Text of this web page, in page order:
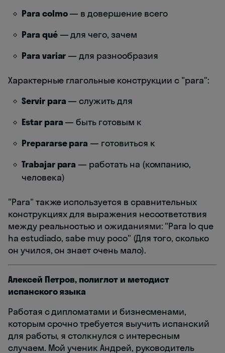
Para colmo— в довершение всего
Para qué— для чего, зачем
Para variar — для разнообразия
Характерные глагольные конструкции с "para":
Servir para — служить для
Estar para — быть готовым к
Prepararse para — готовиться к
Trabajar para — работать на (компанию,
человека)
"Para" также используется в сравнительных
конструкциях для выражения несоответствия
между реальностью и ожиданиями: "Para lo que
ha estudiado, sabe muy poco" (Для того, сколько
он учился, он знает очень мало).
Алексей Петров, полиглот и методист
испанского языка
Работая с дипломатами и бизнесменами,
которым срочно требуется выучить испанский
для работы, я столкнулся с интересным
случаем. Мой ученик Андрей, руководитель